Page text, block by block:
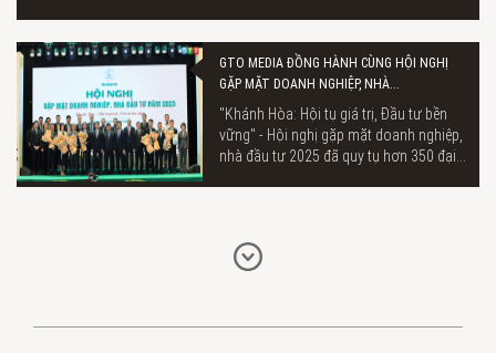
GTO MEDIA ĐỒNG HÀNH CÙNG HỘI NGHỊ
GẶP MẶT DOANH NGHIỆP, NHÀ...
"Khánh Hòa: Hội tụ giá trị, Đầu tư bền
vững" - Hội nghị gặp mặt doanh nghiệp,
nhà đầu tư 2025 đã quy tụ hơn 350 đại...